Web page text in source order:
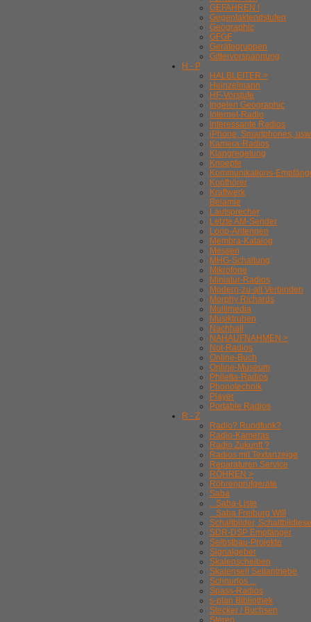
GEFAHREN !
Gegentaktendstufen
Geographic
GFGF
Gerätegruppen
Gittervorspannung
H - P
HALBLEITER >
Heinzelmann
HF-Vorstufe
Ingelen Geographic
Internet-Radio
Interessante Radios
iPhone, Smartphones,
Kamera-Radios
Klangregelung
Knoepfe
Kommunikations-
Kopfhörer
Kraftwerk
Belamie
Lautsprecher
Letzte AM-Sender
Loop-Antennen
Membra-Katalog
Messen
MHG-Schaltung
Mikrofone
Miniatur-Radios
Modern-zu-alt Verbinden
Morphy Richards
Multimedia
Musiktruhen
Nachhall
NAHAUFNAHMEN >
Not-Radios
Online-Buch
Online-Museum
Philetta-Radios
Phonotechnik
Player
Portable Radios
R - Z
Radio? Rundfunk?
Radio-Kameras
Radio Zukunft ?
Radios mit Textanzeige
Reparaturen Service
RÖHREN >
Röhrenprüfgeräte
Saba
.. Saba-Liste
.. Saba Freiburg WIII
Schaltbilder,
SDR-DSP Empfänger
Selbstbau-Projekte
Signalgeber
Skalenscheiben
Skalenseil Seilantriebe
Schnurlos ...
Spass-Radios
s-plan Bibliothek
Stecker / Buchsen
Stereo